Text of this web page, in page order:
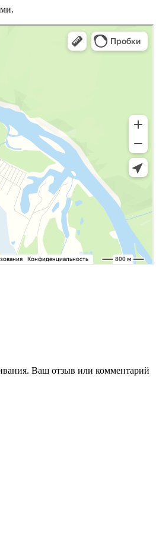
Ваш отзыв или комментарий